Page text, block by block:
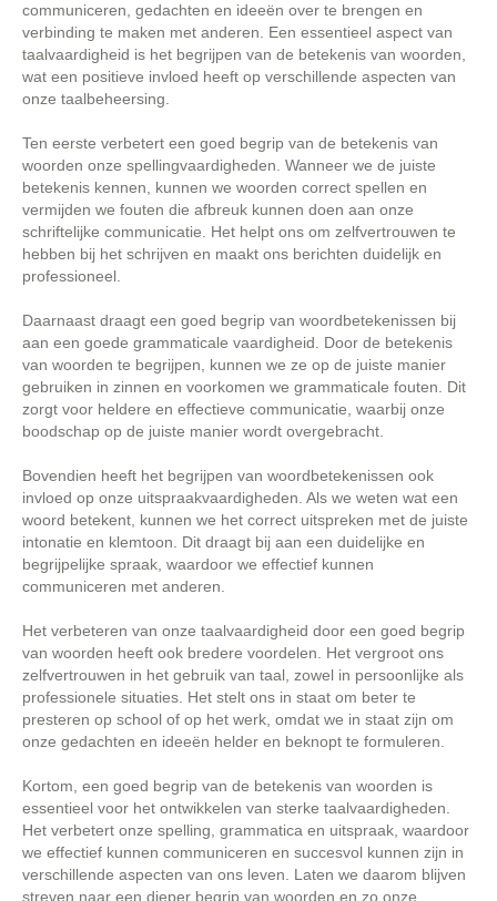
communiceren, gedachten en ideeën over te brengen en
verbinding te maken met anderen. Een essentieel aspect van
taalvaardigheid is het begrijpen van de betekenis van woorden,
wat een positieve invloed heeft op verschillende aspecten van
onze taalbeheersing.
Ten eerste verbetert een goed begrip van de betekenis van
woorden onze spellingvaardigheden. Wanneer we de juiste
betekenis kennen, kunnen we woorden correct spellen en
vermijden we fouten die afbreuk kunnen doen aan onze
schriftelijke communicatie. Het helpt ons om zelfvertrouwen te
hebben bij het schrijven en maakt ons berichten duidelijk en
professioneel.
Daarnaast draagt een goed begrip van woordbetekenissen bij
aan een goede grammaticale vaardigheid. Door de betekenis
van woorden te begrijpen, kunnen we ze op de juiste manier
gebruiken in zinnen en voorkomen we grammaticale fouten. Dit
zorgt voor heldere en effectieve communicatie, waarbij onze
boodschap op de juiste manier wordt overgebracht.
Bovendien heeft het begrijpen van woordbetekenissen ook
invloed op onze uitspraakvaardigheden. Als we weten wat een
woord betekent, kunnen we het correct uitspreken met de juiste
intonatie en klemtoon. Dit draagt bij aan een duidelijke en
begrijpelijke spraak, waardoor we effectief kunnen
communiceren met anderen.
Het verbeteren van onze taalvaardigheid door een goed begrip
van woorden heeft ook bredere voordelen. Het vergroot ons
zelfvertrouwen in het gebruik van taal, zowel in persoonlijke als
professionele situaties. Het stelt ons in staat om beter te
presteren op school of op het werk, omdat we in staat zijn om
onze gedachten en ideeën helder en beknopt te formuleren.
Kortom, een goed begrip van de betekenis van woorden is
essentieel voor het ontwikkelen van sterke taalvaardigheden.
Het verbetert onze spelling, grammatica en uitspraak, waardoor
we effectief kunnen communiceren en succesvol kunnen zijn in
verschillende aspecten van ons leven. Laten we daarom blijven
streven naar een dieper begrip van woorden en zo onze